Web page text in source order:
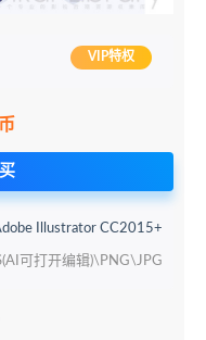
VIP特权
Illustrator CC2015+
可打开编辑)\PNG\JPG